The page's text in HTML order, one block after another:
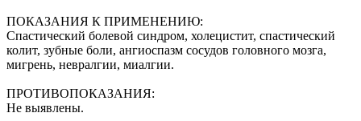
ПОКАЗАНИЯ К ПРИМЕНЕНИЮ:
Спастический болевой синдром, холецистит, спастический
колит, зубные боли, ангиоспазм сосудов головного мозга,
мигрень, невралгии, миалгии.
ПРОТИВОПОКАЗАНИЯ:
Не выявлены.